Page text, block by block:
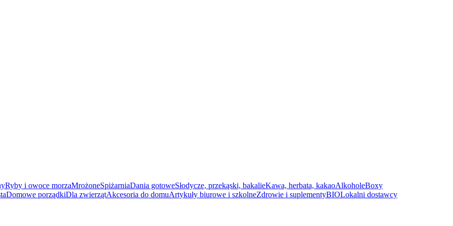
Ryby i owoce morzaMrożoneSpiżarniaDania gotoweSłodycze, przekąski, bakalieKawa, herbata, kakaoAlkoholeBoxy
Domowe porządkiDla zwierzątAkcesoria do domuArtykuły biurowe i szkolneZdrowie i suplementyBIOLokalni dostawcy